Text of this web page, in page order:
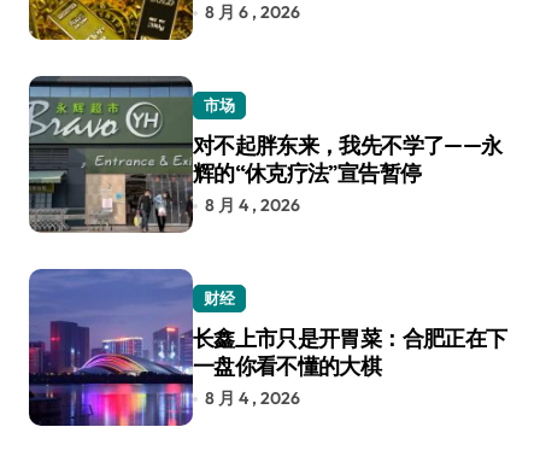
8 月 6 , 2026
市场
对不起胖东来，我先不学了——永
辉的“休克疗法”宣告暂停
8 月 4 , 2026
财经
长鑫上市只是开胃菜：合肥正在下
一盘你看不懂的大棋
8 月 4 , 2026